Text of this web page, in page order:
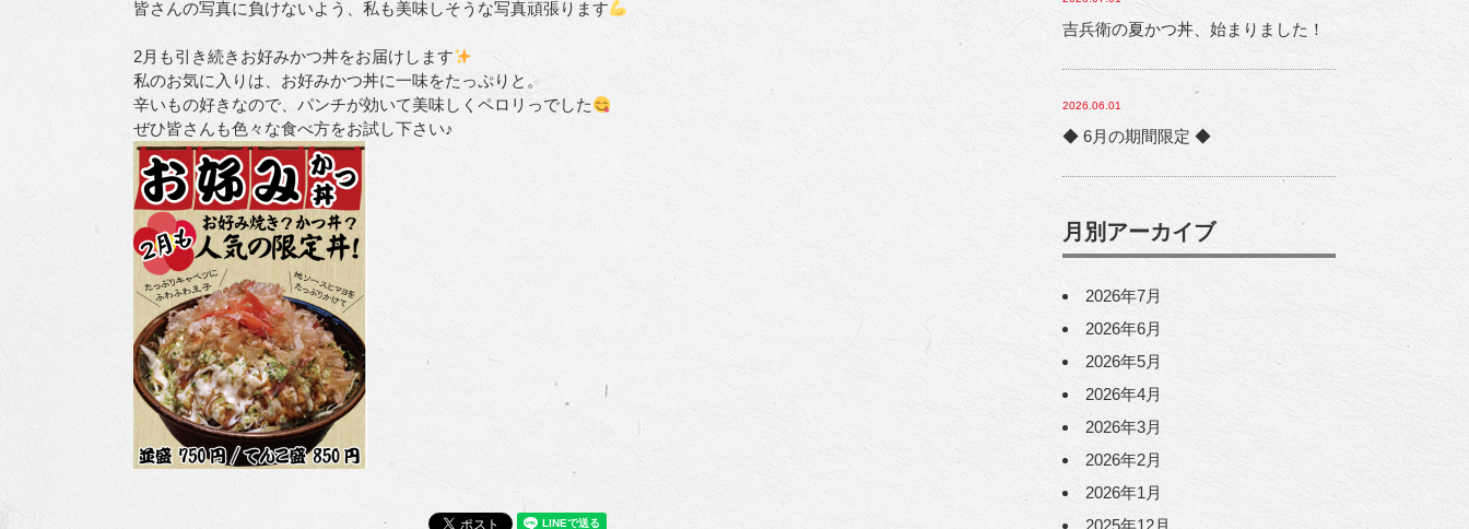
皆さんの写真に負けないよう、私も美味しそうな写真頑張ります
2月も引き続きお好みかつ丼をお届けします
私のお気に入りは、お好みかつ丼に一味をたっぷりと。
辛いもの好きなので、パンチが効いて美味しくペロリっでした
ぜひ皆さんも色々な食べ方をお試し下さい♪
吉兵衛の夏かつ丼、始まりました！
2026.06.01
◆ 6月の期間限定 ◆
月別アーカイブ
2026年7月
2026年6月
2026年5月
2026年4月
2026年3月
2026年2月
2026年1月
2025年12月